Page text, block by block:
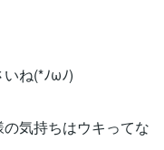
ね(*ﾉωﾉ)
気持ちはウキってな